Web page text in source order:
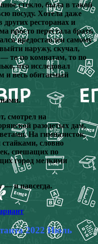
стекло, была в такой
посуду. Хотела даже
других ресторанах и
просто перестала брать
предоставлен самому
наружу, скучал,
— то по комнатам, то по
что исследовал
и весь обитаемый
смотрел на
разодетых дам,
На гимназисток,
словно
спешащих по
город мелкими
— и навсегда.
2022 Июль